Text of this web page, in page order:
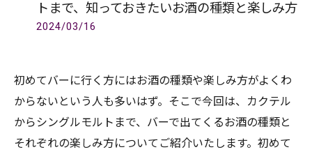
トまで、知っておきたいお酒の種類と楽しみ方
2024/03/16
初めてバーに行く方にはお酒の種類や楽しみ方がよくわ
からないという人も多いはず。そこで今回は、カクテル
からシングルモルトまで、バーで出てくるお酒の種類と
それぞれの楽しみ方についてご紹介いたします。初めて